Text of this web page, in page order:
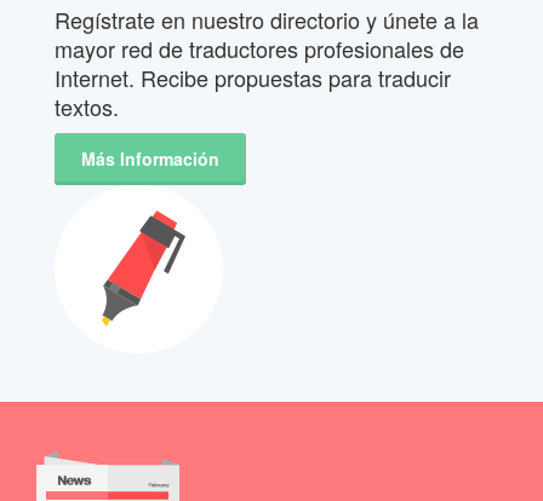
Regístrate en nuestro directorio y únete a la
mayor red de traductores profesionales de
Internet. Recibe propuestas para traducir
textos.
Más Información